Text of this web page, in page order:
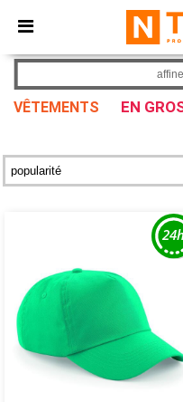
× Appli Ntextil
Meilleurs prix sur
VÊTEMENTS EN